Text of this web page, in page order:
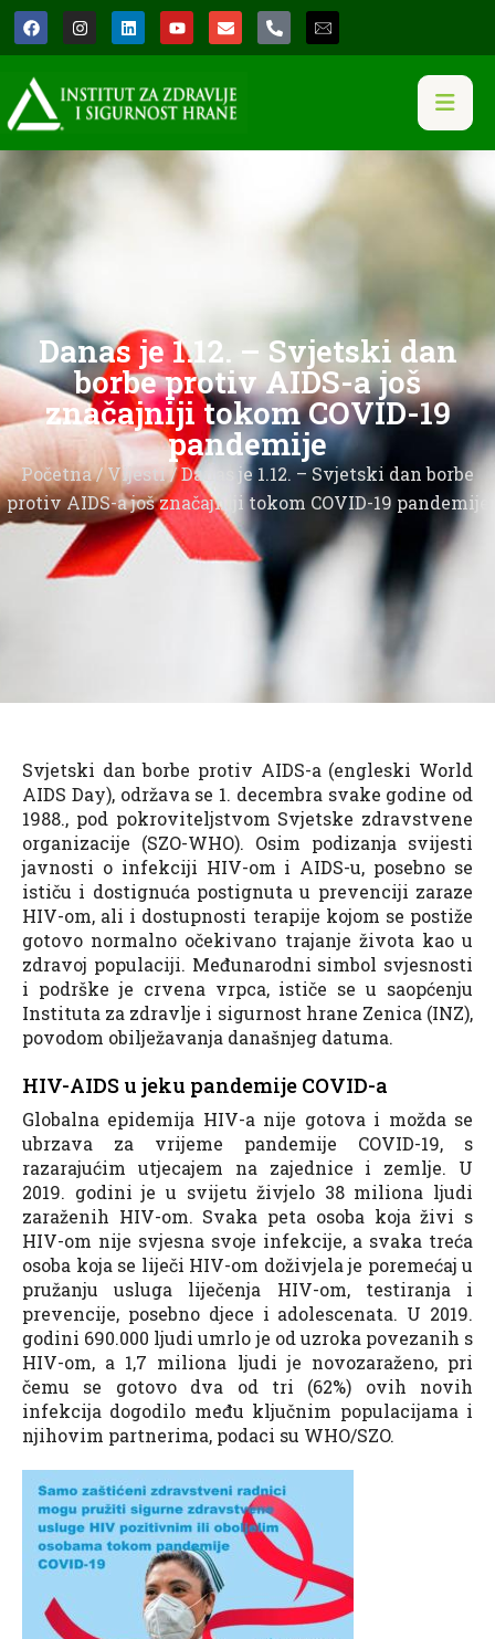
Danas je 1.12. – Svjetski dan
borbe protiv AIDS-a još
značajniji tokom COVID-19
pandemije
Početna/Vijesti/ Danas je 1.12. – Svjetski dan borbe
protiv AIDS-a još značajniji tokom COVID-19 pandemije
Svjetski dan borbe protiv AIDS-a (engleski World
AIDS Day), održava se 1. decembra svake godine od
1988., pod pokroviteljstvom Svjetske zdravstvene
organizacije (SZO-WHO). Osim podizanja svijesti
javnosti o infekciji HIV-om i AIDS-u, posebno se
ističu i dostignuća postignuta u prevenciji zaraze
HIV-om, ali i dostupnosti terapije kojom se postiže
gotovo normalno očekivano trajanje života kao u
zdravoj populaciji. Međunarodni simbol svjesnosti
i podrške je crvena vrpca, ističe se u saopćenju
Instituta za zdravlje i sigurnost hrane Zenica (INZ),
povodom obilježavanja današnjeg datuma.
HIV-AIDS u jeku pandemije COVID-a
Globalna epidemija HIV-a nije gotova i možda se
ubrzava za vrijeme pandemije COVID-19, s
razarajućim utjecajem na zajednice i zemlje. U
2019. godini je u svijetu živjelo 38 miliona ljudi
zaraženih HIV-om. Svaka peta osoba koja živi s
HIV-om nije svjesna svoje infekcije, a svaka treća
osoba koja se liječi HIV-om doživjela je poremećaj u
pružanju usluga liječenja HIV-om, testiranja i
prevencije, posebno djece i adolescenata. U 2019.
godini 690.000 ljudi umrlo je od uzroka povezanih s
HIV-om, a 1,7 miliona ljudi je novozaraženo, pri
čemu se gotovo dva od tri (62%) ovih novih
infekcija dogodilo među ključnim populacijama i
njihovim partnerima, podaci su WHO/SZO.